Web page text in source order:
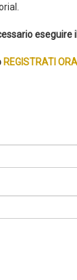
eseguire
REGISTRATI ORA